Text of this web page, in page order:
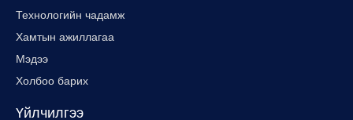
Технологийн чадамж
Хамтын ажиллагаа
Мэдээ
Холбоо барих
Үйлчилгээ